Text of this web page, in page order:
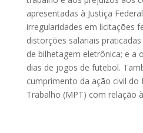
apresentadas à Justiça
irregularidades em licitações
distorções salariais
de bilhetagem eletrônica; e a
dias de jogos de futebol.
cumprimento da ação civil do
Trabalho (MPT) com relação